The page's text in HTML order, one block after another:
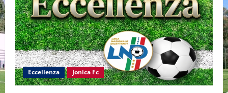
Eccellenza Jonica Fc